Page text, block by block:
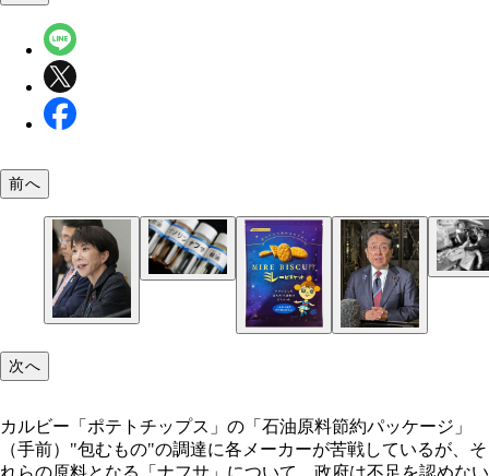
「ナフサ」は原油精製の過程で得られる透明な液
リ袋や食品容器などのプラスチック製品や合成ゴ
1973年、オイルショックによるモノ不足への不安
ーパーに殺到した客たち。この混乱の再来を避け
4月26日、東京湾に到着した米国産原油を積んだタ
ー。政府や石油元売りは中東のホルムズ海峡を通
ルートで原油調達を進めている
カルビー「ポテトチップス」の「石油原料節約パ
前へ
次へ
カルビー「ポテトチップス」の「石油原料節約パッケージ」
（手前）"包むもの"の調達に各メーカーが苦戦しているが、そ